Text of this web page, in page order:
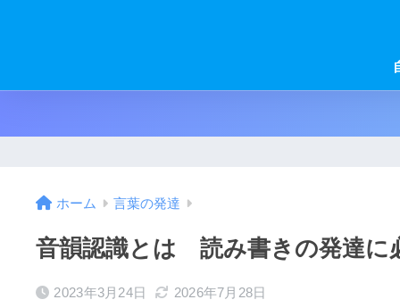
ホーム 言葉の発達
音韻認識とは 読み書きの発達に
2023年3月24日 2026年7月28日